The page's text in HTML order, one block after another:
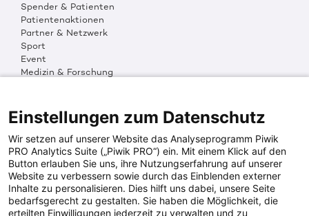
Spender & Patienten
Patientenaktionen
Partner & Netzwerk
Sport
Event
Medizin & Forschung
Multimedia
Social Media
PRESSEINFOS
Fotos & Media
Digitale Pressemappen
Einstellungen zum Datenschutz
Wir setzen auf unserer Website das Analyseprogramm Piwik
PRO Analytics Suite („Piwik PRO“) ein. Mit einem Klick auf den
Button erlauben Sie uns, ihre Nutzungserfahrung auf unserer
Website zu verbessern sowie durch das Einblenden externer
Inhalte zu personalisieren. Dies hilft uns dabei, unsere Seite
bedarfsgerecht zu gestalten. Sie haben die Möglichkeit, die
erteilten Einwilligungen jederzeit zu verwalten und zu